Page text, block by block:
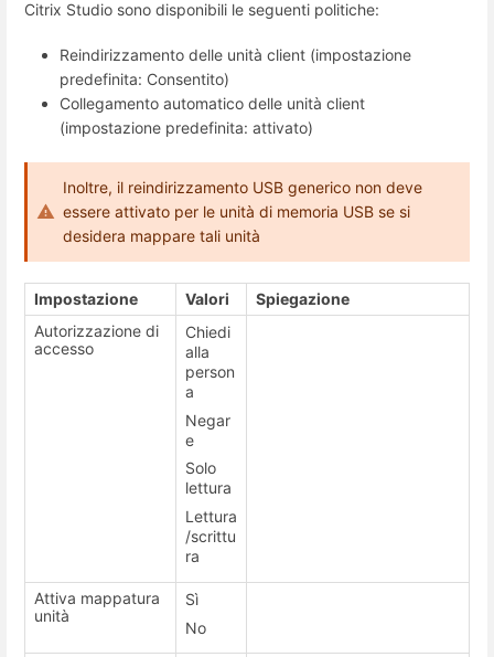
Citrix Studio sono disponibili le seguenti politiche:
Reindirizzamento delle unità client (impostazione
predefinita: Consentito)
Collegamento automatico delle unità client
(impostazione predefinita: attivato)
Inoltre, il reindirizzamento USB generico non deve
essere attivato per le unità di memoria USB se si
desidera mappare tali unità
Impostazione Valori
Spiegazione
Autorizzazione di
accesso
Chiedi
alla
person
a
Negar
e
Solo
lettura
Lettura
/scrittu
ra
Attiva mappatura
unità
Sì
No